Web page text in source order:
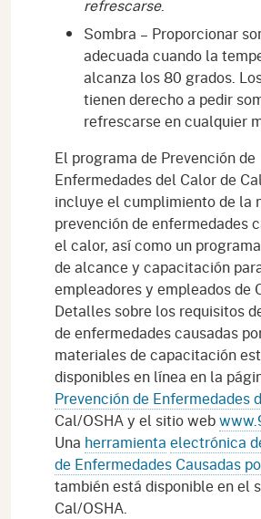
refrescarse.
Sombra – Proporcionar
adecuada cuando la
alcanza los 80 grados.
tienen derecho a pedir
refrescarse en cualquier
El programa de Prevención de
Enfermedades del Calor de
incluye el cumplimiento de la
prevención de enfermedades
el calor, así como un
de alcance y capacitación
empleadores y empleados de
Detalles sobre los requisitos
de enfermedades causadas
materiales de capacitación
disponibles en línea en la
Prevención de Enfermedades
Cal/OSHA y el sitio web
Una herramienta electrónica
de Enfermedades Causadas
también está disponible en el
Cal/OSHA.